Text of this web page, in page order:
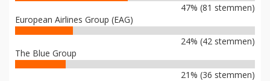
47% (81 stemmen)
European Airlines Group (EAG)
24% (42 stemmen)
The Blue Group
21% (36 stemmen)